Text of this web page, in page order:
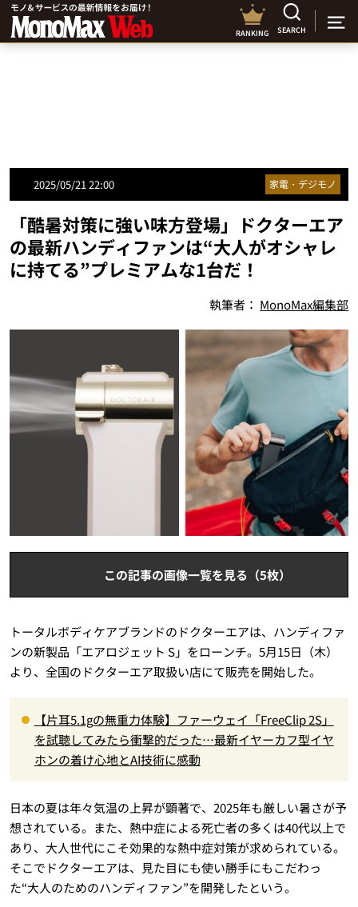
RANKING SEARCH
2025/05/21 22:00 家電・デジモノ
「酷暑対策に強い味方登場」ドクターエア
の最新ハンディファンは“大人がオシャレ
に持てる”プレミアムな1台だ！
執筆者： MonoMax編集部
この記事の画像一覧を見る（5枚）
トータルボディケアブランドのドクターエアは、ハンディファ
ンの新製品「エアロジェット S」をローンチ。5月15日（木）
より、全国のドクターエア取扱い店にて販売を開始した。
【片耳5.1gの無重力体験】ファーウェイ「FreeClip 2S」
を試聴してみたら衝撃的だった…最新イヤーカフ型イヤ
ホンの着け心地とAI技術に感動
日本の夏は年々気温の上昇が顕著で、2025年も厳しい暑さが予
想されている。また、熱中症による死亡者の多くは40代以上で
あり、大人世代にこそ効果的な熱中症対策が求められている。
そこでドクターエアは、見た目にも使い勝手にもこだわっ
た“大人のためのハンディファン”を開発したという。